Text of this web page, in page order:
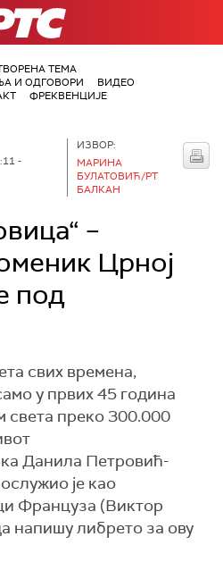
ТЕМА
И ОДГОВОРИ
ВИДЕО
ФРЕКВЕНЦИЈЕ
-
ИЗВОР:
МАРИНА
БУЛАТОВИЋ/РТ
БАЛКАН
–
Црној
под
свих времена,
у првих 45 година
света преко 300.000
Данила Петровић-
је као
Француза (Виктор
напишу либрето за ову